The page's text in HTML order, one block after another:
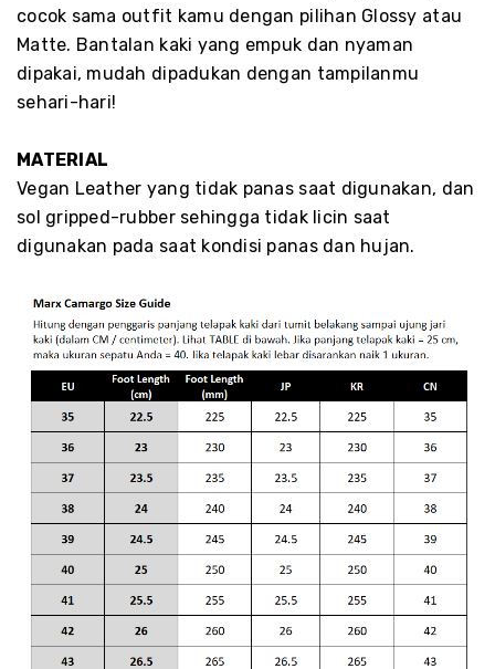
cocok sama outfit kamu dengan pilihan Glossy atau
Matte. Bantalan kaki yang empuk dan nyaman
dipakai, mudah dipadukan dengan tampilanmu
sehari-hari!
MATERIAL
Vegan Leather yang tidak panas saat digunakan, dan
sol gripped-rubber sehingga tidak licin saat
digunakan pada saat kondisi panas dan hujan.